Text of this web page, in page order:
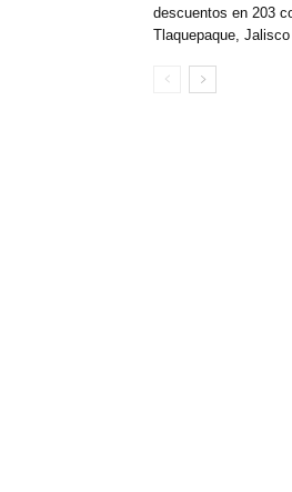
descuentos en 203
Tlaquepaque, Jalisco